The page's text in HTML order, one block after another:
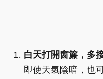
白天打開窗簾，多
即使天氣陰暗，也